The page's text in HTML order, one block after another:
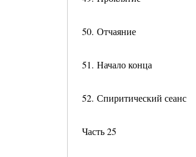
50. Отчаяние
51. Начало конца
52. Спиритический сеанс
Часть 25